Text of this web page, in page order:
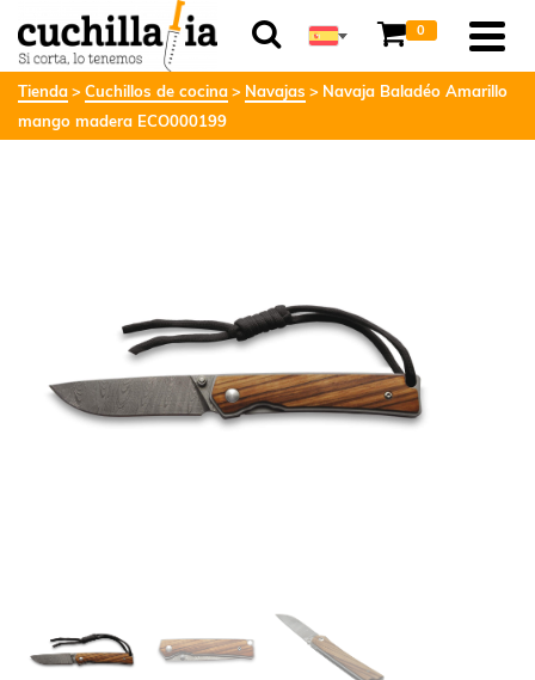
0
Tienda Cuchillos de cocina Navajas
Navaja Baladéo Amarillo
mango madera ECO000199